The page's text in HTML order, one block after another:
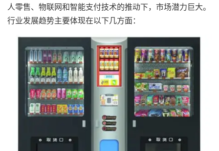
人零售、物联网和智能支付技术的推动下，市场潜力巨大。
行业发展趋势主要体现在以下几方面：